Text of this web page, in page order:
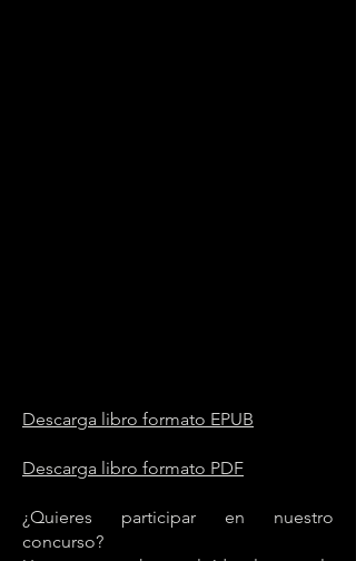
Descarga libro formato EPUB
Descarga libro formato PDF
¿Quieres participar en nuestro
concurso?